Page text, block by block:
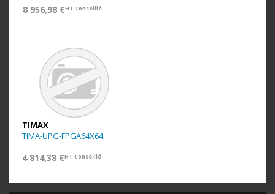
8 956,98 €HT Conseillé
TIMAX
TIMA-UPG-FPGA64X64
4 814,38 €HT Conseillé